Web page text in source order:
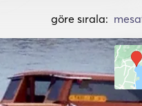
göre sırala: